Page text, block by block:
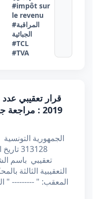
#impôt sur
le revenu
#المراقبة
الجبائية
#TCL
#TVA
2019 :
الجمهورية
تعقيبي باسم
التعقيبية الثالثة
المعقب: " --------- "